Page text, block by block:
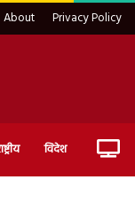
About Privacy Policy
विदेश Live